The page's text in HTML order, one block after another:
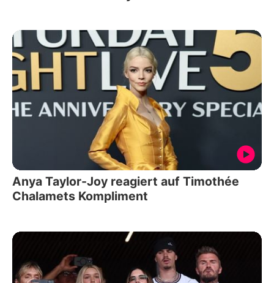
Anya Taylor-Joy reagiert auf Timothée
Chalamets Kompliment